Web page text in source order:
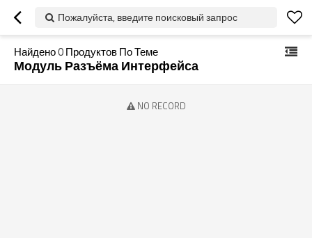
Пожалуйста, введите поисковый запрос
Найдено0Продуктов По Теме
Модуль Разъёма Интерфейса
NO RECORD